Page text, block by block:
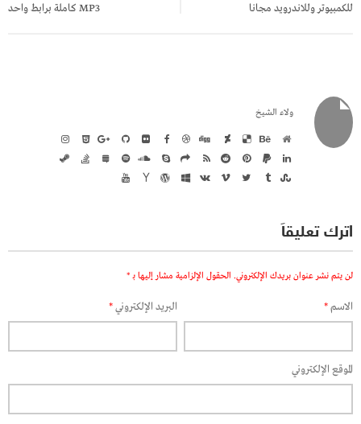
للكمبيوتر وللاندرويد مجانا
MP3 كاملة برابط واحد
ولاء الشيخ
اترك تعليقاً
لن يتم نشر عنوان بريدك الإلكتروني. الحقول الإلزامية مشار إليها بـ *
الاسم* البريد الإلكتروني*
الموقع الإلكتروني